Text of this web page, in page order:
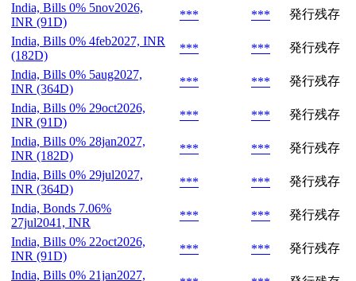
India, Bills 0% 5nov2026,
INR (91D)
*** ***
発行残存
India, Bills 0% 4feb2027, INR
(182D)
*** ***
発行残存
India, Bills 0% 5aug2027,
INR (364D)
*** ***
発行残存
India, Bills 0% 29oct2026,
INR (91D)
*** ***
発行残存
India, Bills 0% 28jan2027,
INR (182D)
*** ***
発行残存
India, Bills 0% 29jul2027,
INR (364D)
*** ***
発行残存
India, Bonds 7.06%
27jul2041, INR
*** ***
発行残存
India, Bills 0% 22oct2026,
INR (91D)
*** ***
発行残存
India, Bills 0% 21jan2027,